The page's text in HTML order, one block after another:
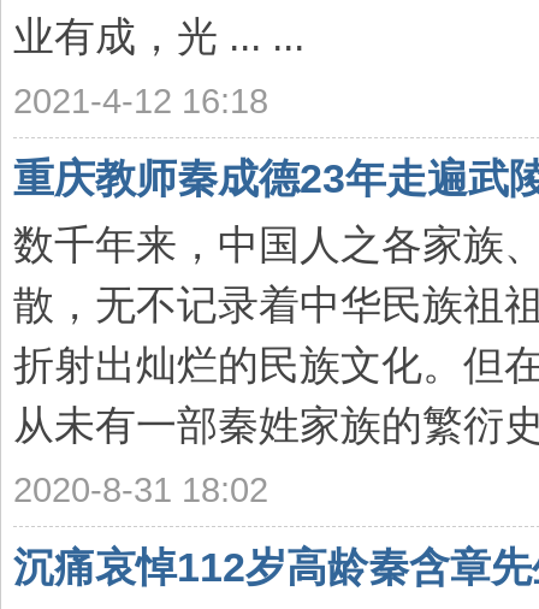
业有成，光 ... ...
2021-4-12 16:18
重庆教师秦成德23年走遍武
数千年来，中国人之各家族
散，无不记录着中华民族祖
折射出灿烂的民族文化。但
从未有一部秦姓家族的繁衍
2020-8-31 18:02
沉痛哀悼112岁高龄秦含章